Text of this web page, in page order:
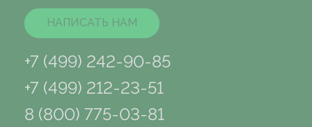
НАПИСАТЬ НАМ
+7 (499) 242-90-85
+7 (499) 212-23-51
8 (800) 775-03-81